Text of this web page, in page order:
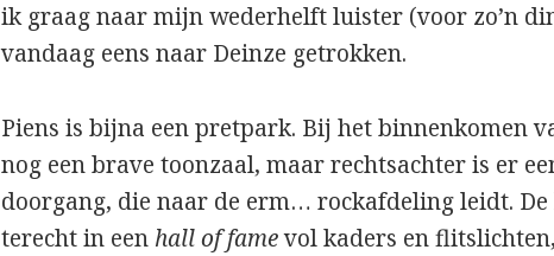
ik graag naar mijn wederhelft luister (voor zo’n
vandaag eens naar Deinze getrokken.
Piens is bijna een pretpark. Bij het binnenkomen
nog een brave toonzaal, maar rechtsachter is er
doorgang, die naar de erm… rockafdeling leidt.
terecht in een hall of famevol kaders en